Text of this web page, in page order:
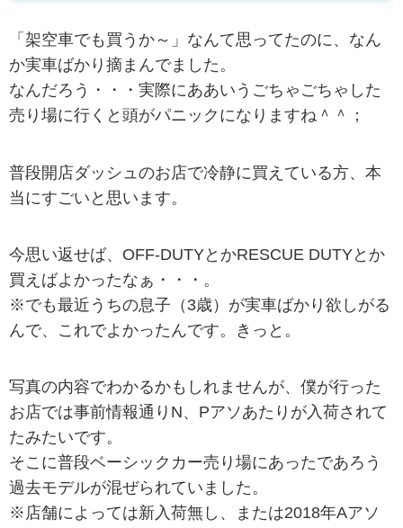
「架空車でも買うか～」なんて思ってたのに、なん
か実車ばかり摘まんでました。
なんだろう・・・実際にああいうごちゃごちゃした
売り場に行くと頭がパニックになりますね＾＾；
普段開店ダッシュのお店で冷静に買えている方、本
当にすごいと思います。
今思い返せば、OFF-DUTYとかRESCUE DUTYとか
買えばよかったなぁ・・・。
※でも最近うちの息子（3歳）が実車ばかり欲しがる
んで、これでよかったんです。きっと。
写真の内容でわかるかもしれませんが、僕が行った
お店では事前情報通りN、Pアソあたりが入荷されて
たみたいです。
そこに普段ベーシックカー売り場にあったであろう
過去モデルが混ぜられていました。
※店舗によっては新入荷無し、または2018年Aアソ